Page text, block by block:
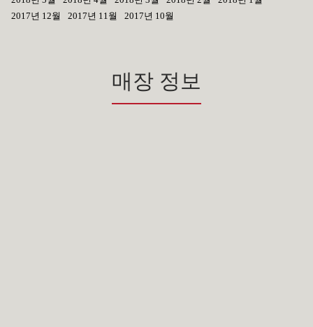
2017년 12월
2017년 11월 2017년 10월
매장 정보